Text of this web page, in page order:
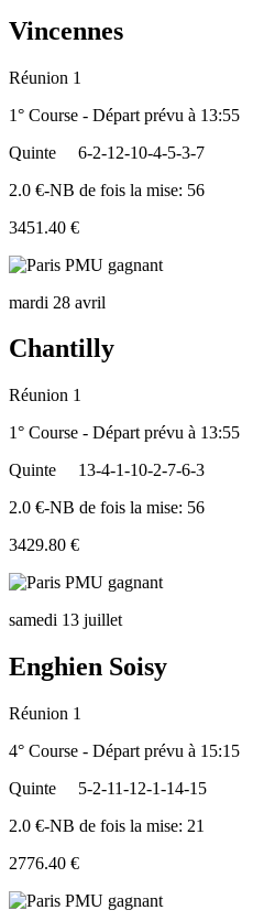
Vincennes
Réunion 1
1° Course - Départ prévu à 13:55
Quinte
6-2-12-10-4-5-3-7
2.0 €-NB de fois la mise: 56
3451.40 €
mardi 28 avril
Chantilly
Réunion 1
1° Course - Départ prévu à 13:55
Quinte
13-4-1-10-2-7-6-3
2.0 €-NB de fois la mise: 56
3429.80 €
samedi 13 juillet
Enghien Soisy
Réunion 1
4° Course - Départ prévu à 15:15
Quinte
5-2-11-12-1-14-15
2.0 €-NB de fois la mise: 21
2776.40 €